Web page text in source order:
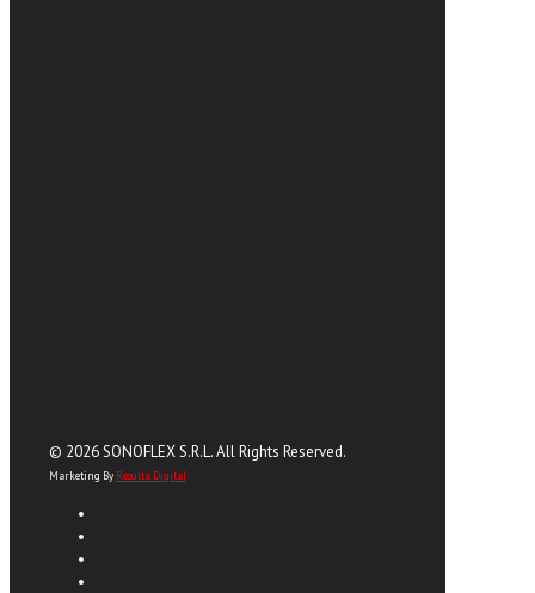
© 2026 SONOFLEX S.R.L. All Rights Reserved.
Marketing By Resulta Digital